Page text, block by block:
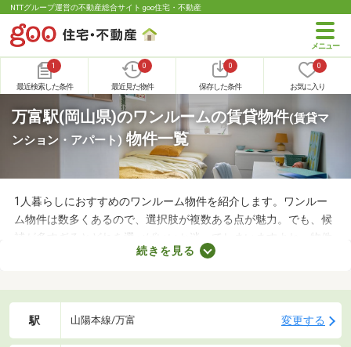
NTTグループ運営の不動産総合サイト goo住宅・不動産
1
最近検索した条件
0
最近見た物件
0
保存した条件
0
お気に入り
万富駅(岡山県)のワンルームの賃貸物件(賃貸マ
ンション・アパート) 物件一覧
1人暮らしにおすすめのワンルーム物件を紹介します。ワンルー
ム物件は数多くあるので、選択肢が複数ある点が魅力。でも、候
補が多すぎるとどれを選べばいいか迷ってしまいますよね。物件
を選ぶときは、間取り・設備・家賃などをチェックすることがお
を見つけましょう。
続きを見る
駅 山陽本線/万富 変更する